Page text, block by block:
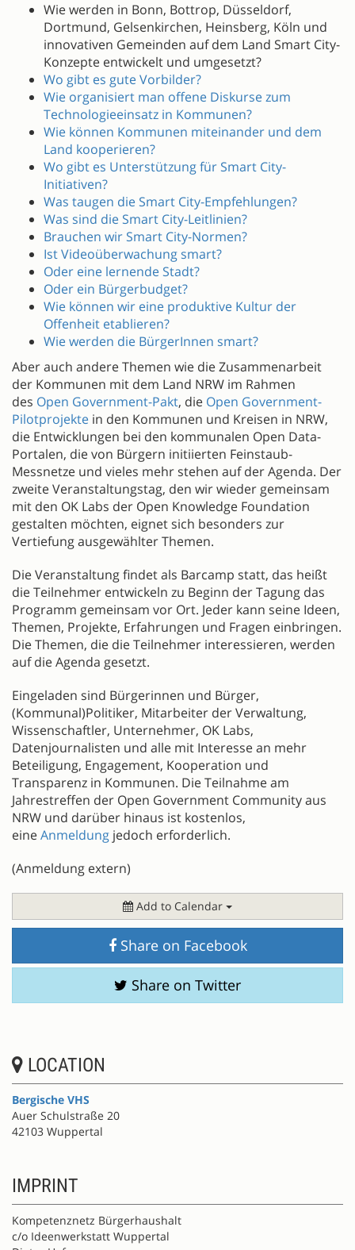
Wie werden in Bonn, Bottrop, Düsseldorf,
Dortmund, Gelsenkirchen, Heinsberg, Köln und
innovativen Gemeinden auf dem Land Smart City-
Konzepte entwickelt und umgesetzt?
Wo gibt es gute Vorbilder?
Wie organisiert man offene Diskurse zum
Technologieeinsatz in Kommunen?
Wie können Kommunen miteinander und dem
Land kooperieren?
Wo gibt es Unterstützung für Smart City-
Initiativen?
Was taugen die Smart City-Empfehlungen?
Was sind die Smart City-Leitlinien?
Brauchen wir Smart City-Normen?
Ist Videoüberwachung smart?
Oder eine lernende Stadt?
Oder ein Bürgerbudget?
Wie können wir eine produktive Kultur der
Offenheit etablieren?
Wie werden die BürgerInnen smart?
Aber auch andere Themen wie die Zusammenarbeit
der Kommunen mit dem Land NRW im Rahmen
des Open Government-Pakt, die Open Government-
Pilotprojekte in den Kommunen und Kreisen in NRW,
die Entwicklungen bei den kommunalen Open Data-
Portalen, die von Bürgern initiierten Feinstaub-
Messnetze und vieles mehr stehen auf der Agenda. Der
zweite Veranstaltungstag, den wir wieder gemeinsam
mit den OK Labs der Open Knowledge Foundation
gestalten möchten, eignet sich besonders zur
Vertiefung ausgewählter Themen.
Die Veranstaltung findet als Barcamp statt, das heißt
die Teilnehmer entwickeln zu Beginn der Tagung das
Programm gemeinsam vor Ort. Jeder kann seine Ideen,
Themen, Projekte, Erfahrungen und Fragen einbringen.
Die Themen, die die Teilnehmer interessieren, werden
auf die Agenda gesetzt.
Eingeladen sind Bürgerinnen und Bürger,
(Kommunal)Politiker, Mitarbeiter der Verwaltung,
Wissenschaftler, Unternehmer, OK Labs,
Datenjournalisten und alle mit Interesse an mehr
Beteiligung, Engagement, Kooperation und
Transparenz in Kommunen. Die Teilnahme am
Jahrestreffen der Open Government Community aus
NRW und darüber hinaus ist kostenlos,
eineAnmeldung jedoch erforderlich.
(Anmeldung extern)
Add to Calendar
Share on Facebook
Share on Twitter
LOCATION
Bergische VHS
Auer Schulstraße 20
42103 Wuppertal
IMPRINT
Kompetenznetz Bürgerhaushalt
c/o Ideenwerkstatt Wuppertal